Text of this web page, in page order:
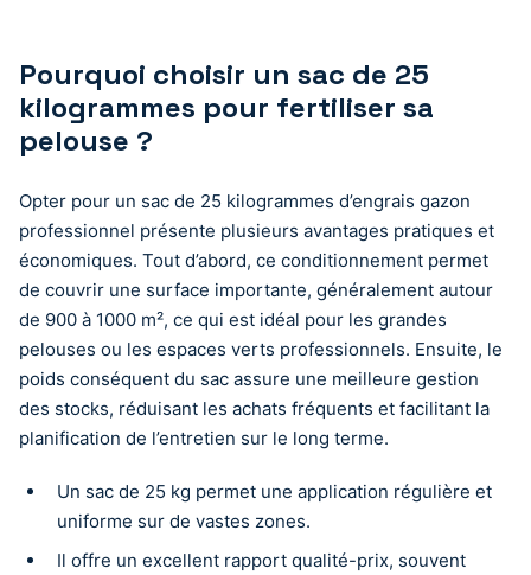
Pourquoi choisir un sac de 25
kilogrammes pour fertiliser sa
pelouse ?
Opter pour un sac de 25 kilogrammes d’engrais gazon
professionnel présente plusieurs avantages pratiques et
économiques. Tout d’abord, ce conditionnement permet
de couvrir une surface importante, généralement autour
de 900 à 1000 m², ce qui est idéal pour les grandes
pelouses ou les espaces verts professionnels. Ensuite, le
poids conséquent du sac assure une meilleure gestion
des stocks, réduisant les achats fréquents et facilitant la
planification de l’entretien sur le long terme.
Un sac de 25 kg permet une application régulière et
uniforme sur de vastes zones.
Il offre un excellent rapport qualité-prix, souvent